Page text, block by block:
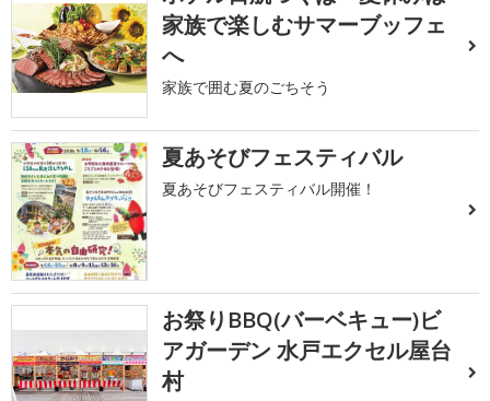
家族で楽しむサマーブッフェ
へ
家族で囲む夏のごちそう
夏あそびフェスティバル
夏あそびフェスティバル開催！
お祭りBBQ(バーベキュー)ビ
アガーデン 水戸エクセル屋台
村